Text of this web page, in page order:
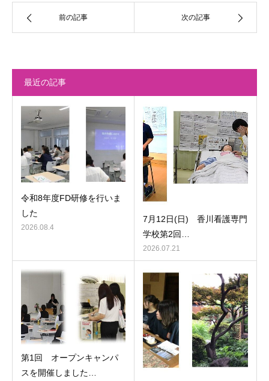
前の記事 次の記事
最近の記事
令和8年度FD研修を行いま
した
2026.08.4
7月12日(日) 香川看護専門
学校第2回…
2026.07.21
第1回 オープンキャンパ
スを開催しました…